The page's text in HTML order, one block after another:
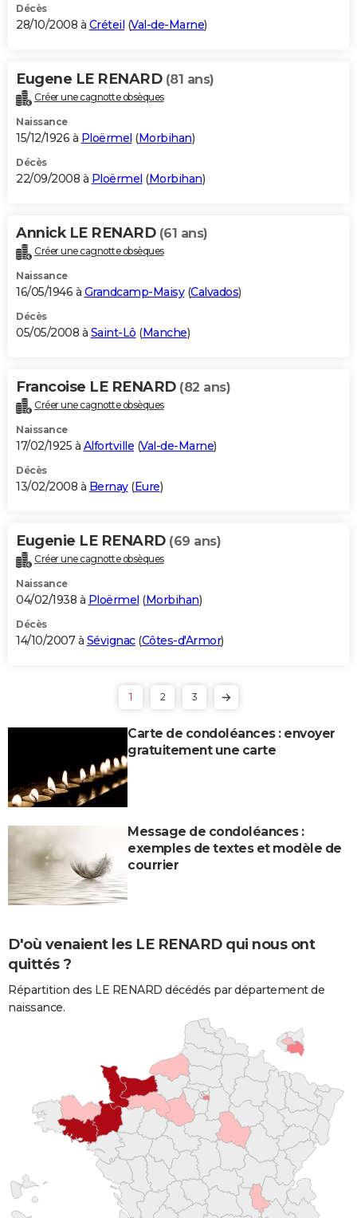
Décès
28/10/2008 à Créteil (Val-de-Marne)
Eugene LE RENARD (81 ans)
Créer une cagnotte obsèques
Naissance
15/12/1926 à Ploërmel (Morbihan)
Décès
22/09/2008 à Ploërmel (Morbihan)
Annick LE RENARD (61 ans)
Créer une cagnotte obsèques
Naissance
16/05/1946 à Grandcamp-Maisy(Calvados)
Décès
05/05/2008 à Saint-Lô (Manche)
Francoise LE RENARD (82 ans)
Créer une cagnotte obsèques
Naissance
17/02/1925 à Alfortville (Val-de-Marne)
Décès
13/02/2008 à Bernay(Eure)
Eugenie LE RENARD (69 ans)
Créer une cagnotte obsèques
Naissance
04/02/1938 à Ploërmel (Morbihan)
Décès
14/10/2007 à Sévignac(Côtes-d'Armor)
1 2 3
Carte de condoléances : envoyer
gratuitement une carte
Message de condoléances :
exemples de textes et modèle de
courrier
D'où venaient les LE RENARD qui nous ont
quittés ?
Répartition des LE RENARD décédés par département de
naissance.